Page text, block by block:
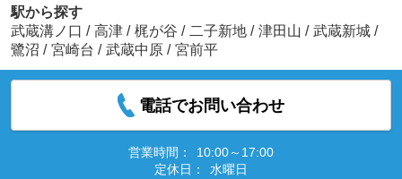
駅から探す
武蔵溝ノ口 / 高津 / 梶が谷 / 二子新地 / 津田山 / 武蔵新城 /
鷺沼 / 宮崎台 / 武蔵中原 / 宮前平
電話でお問い合わせ
営業時間：
10:00～17:00
定休日：
水曜日